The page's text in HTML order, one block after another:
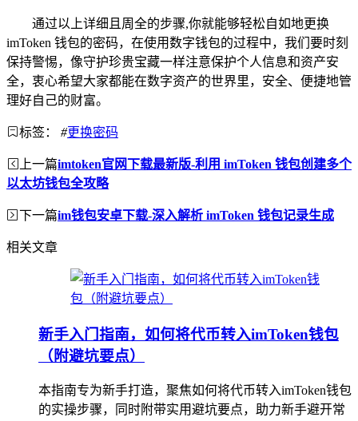
通过以上详细且周全的步骤,你就能够轻松自如地更换
imToken 钱包的密码，在使用数字钱包的过程中，我们要时刻
保持警惕，像守护珍贵宝藏一样注意保护个人信息和资产安
全，衷心希望大家都能在数字资产的世界里，安全、便捷地管
理好自己的财富。
标签： #更换密码
上一篇imtoken官网下载最新版-利用 imToken 钱包创建多个
以太坊钱包全攻略
下一篇im钱包安卓下载-深入解析 imToken 钱包记录生成
相关文章
新手入门指南，如何将代币转入imToken钱包
（附避坑要点）
本指南专为新手打造，聚焦如何将代币转入imToken钱包
的实操步骤，同时附带实用避坑要点，助力新手避开常